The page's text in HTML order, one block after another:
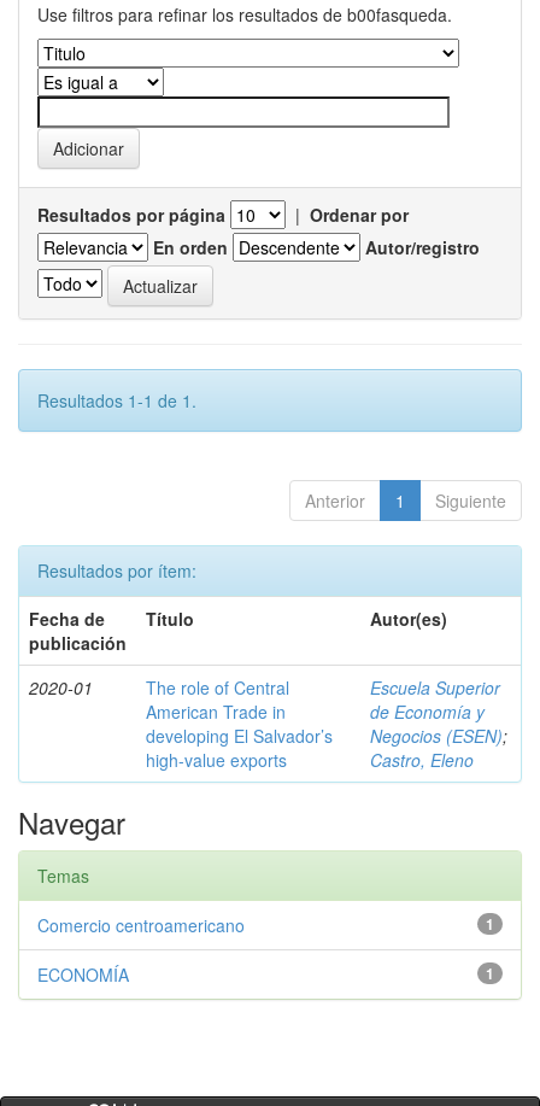
Use filtros para refinar los resultados de b00fasqueda.
Resultados por página | Ordenar por
En orden
Autor/registro
Resultados 1-1 de 1.
Anterior 1 Siguiente
Resultados por ítem:
Fecha de
publicación
Título Autor(es)
2020-01
The role of Central
American Trade in
developing El Salvador’s
high-value exports
Escuela Superior
de Economía y
Negocios (ESEN);
Castro, Eleno
Navegar
Temas
1
Comercio centroamericano
1
ECONOMÍA